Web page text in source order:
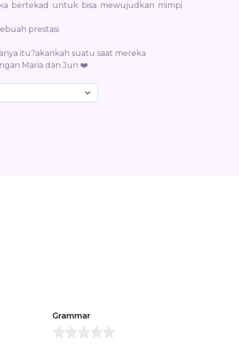
bertekad untuk bisa mewujudkan mimpi
prestasi.
itu?akankah suatu saat mereka
Maria dan Jun ❤️
Grammar